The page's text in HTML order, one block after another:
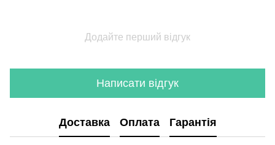
Тумба під телевізор лофт
Купити меблі на кухню
Додайте перший відгук
Написати відгук
Доставка Оплата Гарантія